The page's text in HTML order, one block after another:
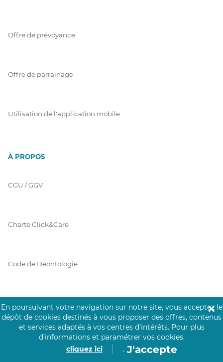
Offre de prévoyance
Offre de parrainage
Utilisation de l'application mobile
À PROPOS
CGU / GGV
Charte Click&Care
Code de Déontologie
Mentions Légales
Prérequis Click&Care
En poursuivant votre navigation sur notre site, vous acceptez le
dépôt de cookies destinés à vous proposer des offres, contenus
et services adaptés à vos centres d’intérêts. Pour plus
d’informations et paramétrer vos cookies,
cliquez ici
. J'accepte
✕